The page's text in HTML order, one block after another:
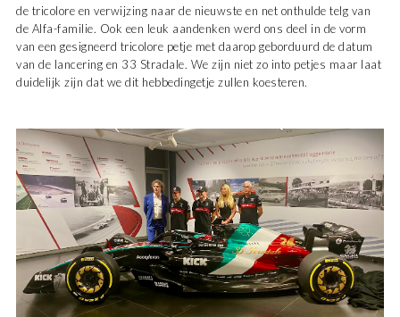
de tricolore en verwijzing naar de nieuwste en net onthulde telg van
de Alfa-familie. Ook een leuk aandenken werd ons deel in de vorm
van een gesigneerd tricolore petje met daarop geborduurd de datum
van de lancering en 33 Stradale. We zijn niet zo into petjes maar laat
duidelijk zijn dat we dit hebbedingetje zullen koesteren.